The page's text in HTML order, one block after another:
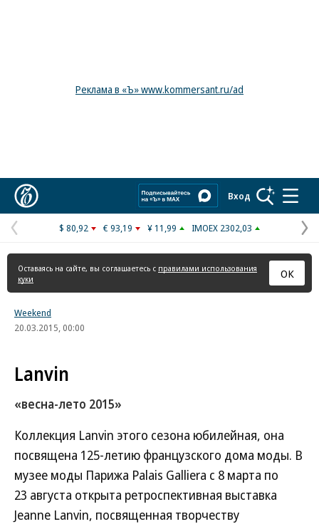
Реклама в «Ъ» www.kommersant.ru/ad
Вход
Предыдущая
страница
$ 80,92 € 93,19 ¥ 11,99 IMOEX 2302,03
Оставаясь на сайте, вы соглашаетесь с правилами использования
куки
ОК
Weekend
20.03.2015, 00:00
Lanvin
«весна-лето 2015»
Коллекция Lanvin этого сезона юбилейная, она
посвящена 125-летию французского дома моды. В
музее моды Парижа Palais Galliera с 8 марта по
23 августа открыта ретроспективная выставка
Jeanne Lanvin, посвященная творчеству